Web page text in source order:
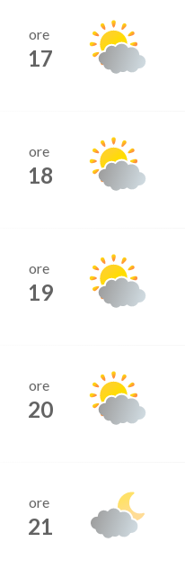
ore
17
ore
18
ore
19
ore
20
ore
21